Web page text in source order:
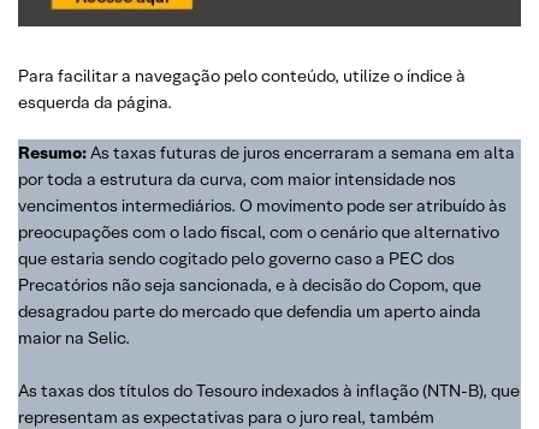
Para facilitar a navegação pelo conteúdo, utilize o índice à
esquerda da página.
Resumo:As taxas futuras de juros encerraram a semana em alta
por toda a estrutura da curva, com maior intensidade nos
vencimentos intermediários. O movimento pode ser atribuído às
preocupações com o lado fiscal, com o cenário que alternativo
que estaria sendo cogitado pelo governo caso a PEC dos
Precatórios não seja sancionada, e à decisão do Copom, que
desagradou parte do mercado que defendia um aperto ainda
maior na Selic.
As taxas dos títulos do Tesouro indexados à inflação (NTN-B), que
representam as expectativas para o juro real, também